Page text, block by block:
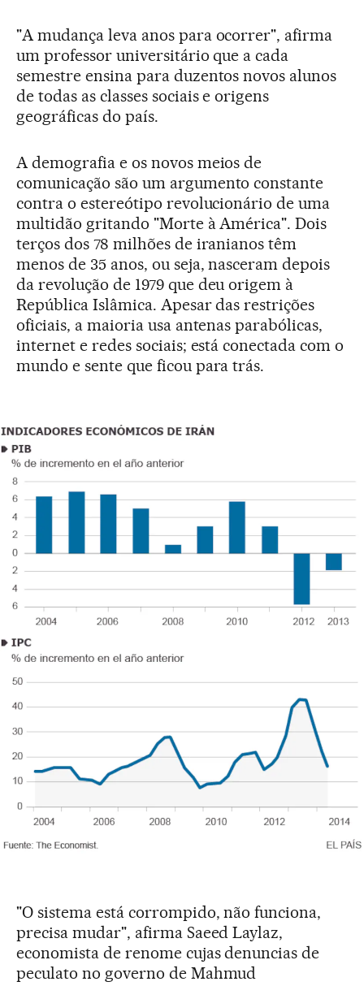
"A mudança leva anos para ocorrer", afirma
um professor universitário que a cada
semestre ensina para duzentos novos alunos
de todas as classes sociais e origens
geográficas do país.
A demografia e os novos meios de
comunicação são um argumento constante
contra o estereótipo revolucionário de uma
multidão gritando "Morte à América". Dois
terços dos 78 milhões de iranianos têm
menos de 35 anos, ou seja, nasceram depois
da revolução de 1979 que deu origem à
República Islâmica. Apesar das restrições
oficiais, a maioria usa antenas parabólicas,
internet e redes sociais; está conectada com o
mundo e sente que ficou para trás.
"O sistema está corrompido, não funciona,
precisa mudar", afirma Saeed Laylaz,
economista de renome cujas denuncias de
peculato no governo de Mahmud